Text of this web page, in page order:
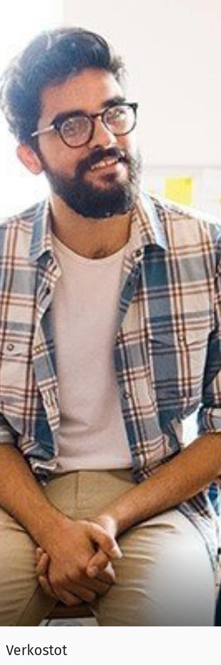
Verkostot